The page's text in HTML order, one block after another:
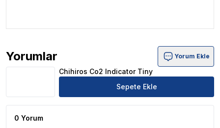
Yorumlar
Chihiros Co2 Indicator Tiny Ürün Yorumları
Yorum Ekle
Chihiros Co2 Indicator Tiny
Sepete Ekle
0 Yorum